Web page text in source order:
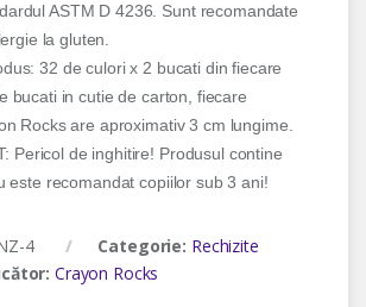
ASTM D 4236. Sunt recomandate
la gluten.
32 de culori x 2 bucati din fiecare
bucati in cutie de carton, fiecare
Rocks are aproximativ 3 cm lungime.
Pericol de inghitire! Produsul contine
este recomandat copiilor sub 3 ani!
4 Categorie: Rechizite
Crayon Rocks